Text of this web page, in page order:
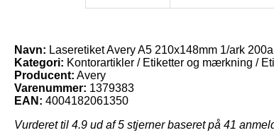
Navn: Laseretiket Avery A5 210x148mm 1/ark
Kategori: Kontorartikler / Etiketter og mærkning /
Producent: Avery
Varenummer: 1379383
EAN: 4004182061350
Vurderet til 4.9 ud af 5 stjerner baseret på 41